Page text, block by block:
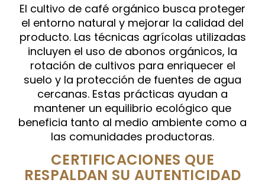
El cultivo de café orgánico busca proteger
el entorno natural y mejorar la calidad del
producto. Las técnicas agrícolas utilizadas
incluyen el uso de abonos orgánicos, la
rotación de cultivos para enriquecer el
suelo y la protección de fuentes de agua
cercanas. Estas prácticas ayudan a
mantener un equilibrio ecológico que
beneficia tanto al medio ambiente como a
las comunidades productoras.
CERTIFICACIONES QUE
RESPALDAN SU AUTENTICIDAD